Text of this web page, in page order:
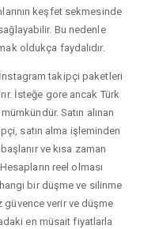
keşfet sekmesinde
Bu nedenle
oldukça faydalıdır.
takipçi paketleri
İsteğe gore ancak Türk
Satın alınan
satın alma işleminden
ve kısa zaman
reel olması
bir düşme ve silinme
güvence verir ve düşme
en müsait fiyatlarla